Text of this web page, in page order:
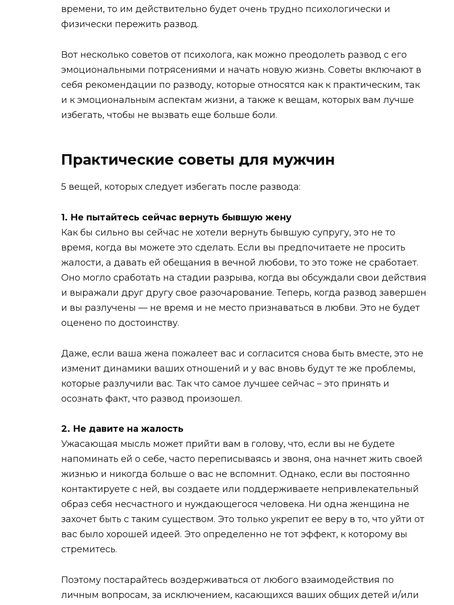
времени, то им действительно будет очень трудно психологически и
физически пережить развод.
Вот несколько советов от психолога, как можно преодолеть развод с его
эмоциональными потрясениями и начать новую жизнь. Советы включают в
себя рекомендации по разводу, которые относятся как к практическим, так
и к эмоциональным аспектам жизни, а также к вещам, которых вам лучше
избегать, чтобы не вызвать еще больше боли.
Практические советы для мужчин
5 вещей, которых следует избегать после развода:
1. Не пытайтесь сейчас вернуть бывшую жену
Как бы сильно вы сейчас не хотели вернуть бывшую супругу, это не то
время, когда вы можете это сделать. Если вы предпочитаете не просить
жалости, а давать ей обещания в вечной любови, то это тоже не сработает.
Оно могло сработать на стадии разрыва, когда вы обсуждали свои действия
и выражали друг другу свое разочарование. Теперь, когда развод завершен
и вы разлучены — не время и не место признаваться в любви. Это не будет
оценено по достоинству.
Даже, если ваша жена пожалеет вас и согласится снова быть вместе, это не
изменит динамики ваших отношений и у вас вновь будут те же проблемы,
которые разлучили вас. Так что самое лучшее сейчас – это принять и
осознать факт, что развод произошел.
2. Не давите на жалость
Ужасающая мысль может прийти вам в голову, что, если вы не будете
напоминать ей о себе, часто переписываясь и звоня, она начнет жить своей
жизнью и никогда больше о вас не вспомнит. Однако, если вы постоянно
контактируете с ней, вы создаете или поддерживаете непривлекательный
образ себя несчастного и нуждающегося человека. Ни одна женщина не
захочет быть с таким существом. Это только укрепит ее веру в то, что уйти от
вас было хорошей идеей. Это определенно не тот эффект, к которому вы
стремитесь.
Поэтому постарайтесь воздерживаться от любого взаимодействия по
личным вопросам, за исключением, касающихся ваших общих детей и/или